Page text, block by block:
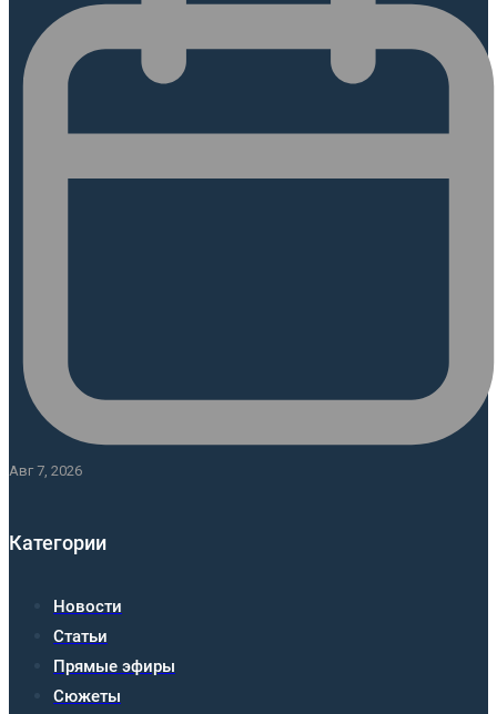
Авг 7, 2026
Категории
Новости
Статьи
Прямые эфиры
Сюжеты